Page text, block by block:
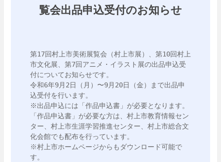
覧会出品申込受付のお知らせ
第17回村上市美術展覧会（村上市展）、第10回村上
市文化展、第7回アニメ・イラスト展の出品申込受
付についてお知らせです。
令和6年9月2日（月）〜9月20日（金）まで出品申
込受付を行います。
※出品申込には「作品申込書」が必要となります。
「作品申込書」が必要な方は、村上市教育情報セン
ター、村上市生涯学習推進センター、村上市総合文
化会館でも配布を行っています。
※村上市ホームページからもダウンロード可能で
す。